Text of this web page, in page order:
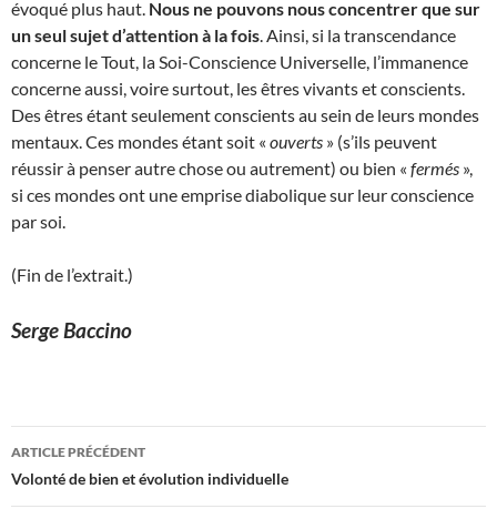
évoqué plus haut. Nous ne pouvons nous concentrer que sur
un seul sujet d’attention à la fois . Ainsi, si la transcendance
concerne le Tout, la Soi-Conscience Universelle, l’immanence
concerne aussi, voire surtout, les êtres vivants et conscients.
Des êtres étant seulement conscients au sein de leurs mondes
mentaux. Ces mondes étant soit « ouverts » (s’ils peuvent
réussir à penser autre chose ou autrement) ou bien « fermés »,
si ces mondes ont une emprise diabolique sur leur conscience
par soi.
(Fin de l’extrait.)
Serge Baccino
Navigation
des
ARTICLE PRÉCÉDENT
Volonté de bien et évolution individuelle